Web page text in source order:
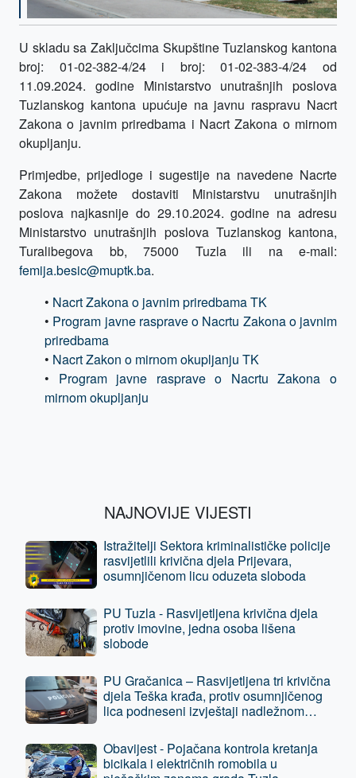
U skladu sa Zaključcima Skupštine Tuzlanskog kantona
broj: 01-02-382-4/24 i broj: 01-02-383-4/24 od
11.09.2024. godine Ministarstvo unutrašnjih poslova
Tuzlanskog kantona upućuje na javnu raspravu Nacrt
Zakona o javnim priredbama i Nacrt Zakona o mirnom
okupljanju.
Primjedbe, prijedloge i sugestije na navedene Nacrte
Zakona možete dostaviti Ministarstvu unutrašnjih
poslova najkasnije do 29.10.2024. godine na adresu
Ministarstvo unutrašnjih poslova Tuzlanskog kantona,
Turalibegova bb, 75000 Tuzla ili na e-mail:
femija.besic@muptk.ba.
• Nacrt Zakona o javnim priredbama TK
• Program javne rasprave o Nacrtu Zakona o javnim
priredbama
• Nacrt Zakon o mirnom okupljanju TK
• Program javne rasprave o Nacrtu Zakona o
mirnom okupljanju
NAJNOVIJE VIJESTI
Istražitelji Sektora kriminalističke policije
rasvijetlili krivična djela Prijevara,
osumnjičenom licu oduzeta sloboda
PU Tuzla - Rasvijetljena krivična djela
protiv imovine, jedna osoba lišena
slobode
PU Gračanica – Rasvijetljena tri krivična
djela Teška krađa, protiv osumnjičenog
lica podneseni izvještaji nadležnom
Obavijest - Pojačana kontrola kretanja
bicikala i električnih romobila u